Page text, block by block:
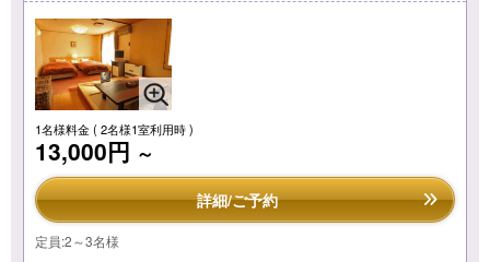
1名様料金( 2名様1室利用時 )
13,000円 ～
詳細/ご予約
定員:2～3名様